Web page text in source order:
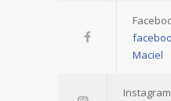
Maciel